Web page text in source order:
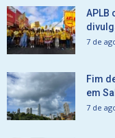
APLB
7 de
Fim
em
7 de